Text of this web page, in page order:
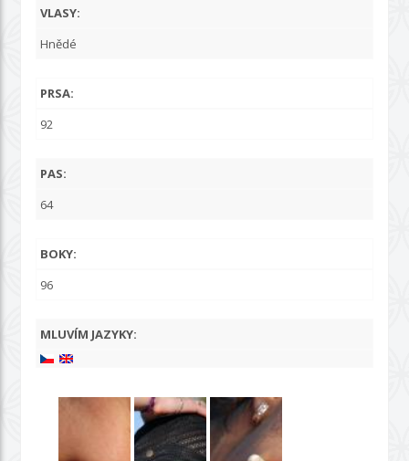
VLASY:
Hnědé
PRSA:
92
PAS:
64
BOKY:
96
MLUVÍM JAZYKY: